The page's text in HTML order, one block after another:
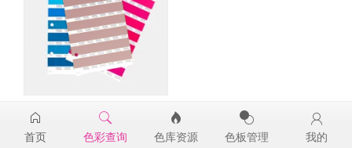
17-1514TPG
￥98
首页 色彩查询 色库资源 色板管理 我的